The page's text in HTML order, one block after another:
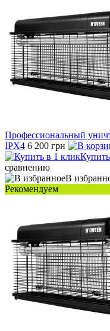
Профессиональный
IPX4 6 200 грн
сравнению
В
Рекомендуем